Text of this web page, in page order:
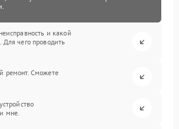
и какой
чего проводить
ремонт. Сможете
мне.